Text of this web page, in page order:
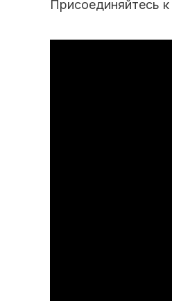
Присоединяйтесь к